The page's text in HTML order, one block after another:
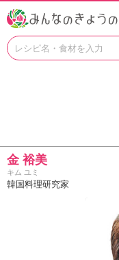
金 裕美
キム ユミ
韓国料理研究家